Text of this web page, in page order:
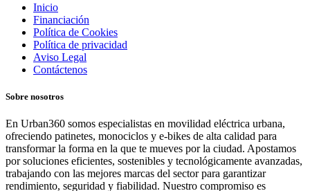
Inicio
Financiación
Política de Cookies
Política de privacidad
Aviso Legal
Contáctenos
Sobre nosotros
En Urban360 somos especialistas en movilidad eléctrica urbana,
ofreciendo patinetes, monociclos y e-bikes de alta calidad para
transformar la forma en la que te mueves por la ciudad. Apostamos
por soluciones eficientes, sostenibles y tecnológicamente avanzadas,
trabajando con las mejores marcas del sector para garantizar
rendimiento, seguridad y fiabilidad. Nuestro compromiso es